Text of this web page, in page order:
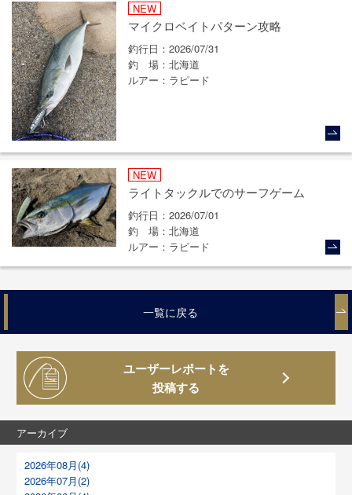
NEW
マイクロベイトパターン攻略
釣行日
2026/07/31
釣場
北海道
ルアー
ラピード
NEW
ライトタックルでのサーフゲーム
釣行日
2026/07/01
釣場
北海道
ルアー
ラピード
一覧に戻る
ユーザーレポートを
投稿する
アーカイブ
2026年08月(4)
2026年07月(2)